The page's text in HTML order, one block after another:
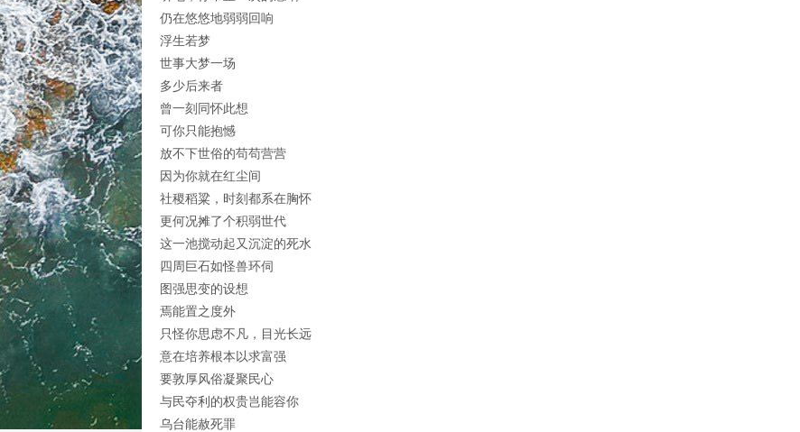
仍在悠悠地弱弱回响
浮生若梦
世事大梦一场
多少后来者
曾一刻同怀此想
可你只能抱憾
放不下世俗的苟苟营营
因为你就在红尘间
社稷稻粱，时刻都系在胸怀
更何况摊了个积弱世代
这一池搅动起又沉淀的死水
四周巨石如怪兽环伺
图强思变的设想
焉能置之度外
只怪你思虑不凡，目光长远
意在培养根本以求富强
要敦厚风俗凝聚民心
与民夺利的权贵岂能容你
乌台能赦死罪